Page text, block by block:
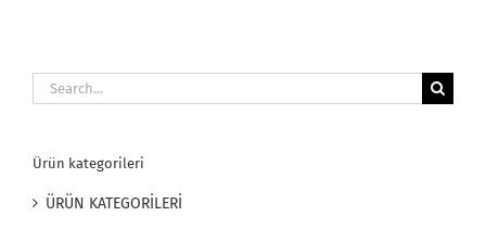
Search
for:
Ürün kategorileri
ÜRÜN KATEGORİLERİ